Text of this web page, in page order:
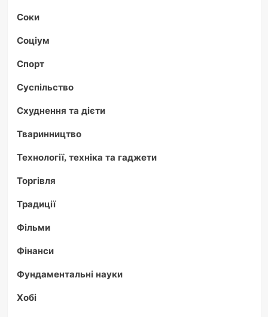
Соки
Соціум
Спорт
Суспільство
Схуднення та дієти
Тваринництво
Технології, техніка та гаджети
Торгівля
Традиції
Фільми
Фінанси
Фундаментальні науки
Хобі